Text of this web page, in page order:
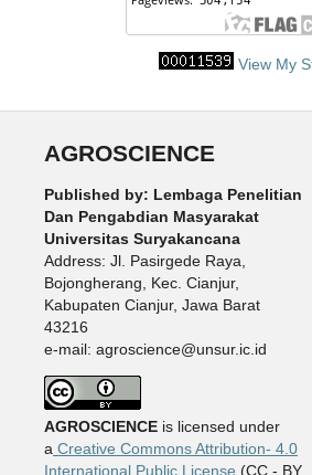
View My
AGROSCIENCE
Published by: Lembaga Penelitian
Dan Pengabdian Masyarakat
Universitas Suryakancana
Address: Jl. Pasirgede Raya,
Bojongherang, Kec. Cianjur,
Kabupaten Cianjur, Jawa Barat
43216
e-mail: agroscience@unsur.ic.id
AGROSCIENCEis licensed under
a Creative Commons Attribution- 4.0
International Public License (CC - BY